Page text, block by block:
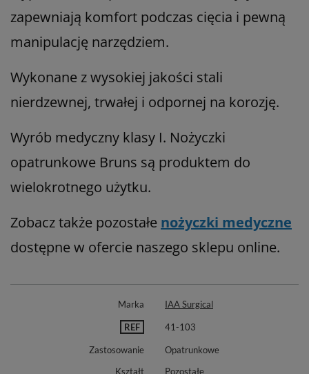
zapewniają komfort podczas cięcia i pewną
manipulację narzędziem.
Wykonane z wysokiej jakości stali
nierdzewnej, trwałej i odpornej na korozję.
Wyrób medyczny klasy I. Nożyczki
opatrunkowe Bruns są produktem do
wielokrotnego użytku.
Zobacz także pozostałe nożyczki medyczne
dostępne w ofercie naszego sklepu online.
Marka IAA Surgical
REF 41-103
Zastosowanie
Opatrunkowe
Kształt
Pozostałe